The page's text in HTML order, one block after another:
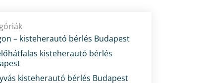
– kisteherautó bérlés Budapest
kisteherautó bérlés
kisteherautó bérlés Budapest